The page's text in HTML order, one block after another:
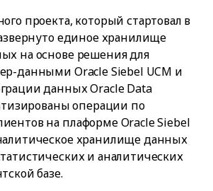
проекта, который стартовал в
единое хранилище
на основе решения для
данными Oracle Siebel UCM и
данных Oracle Data
операции по
на плаформе Oracle Siebel
хранилище данных
и аналитических
базе.